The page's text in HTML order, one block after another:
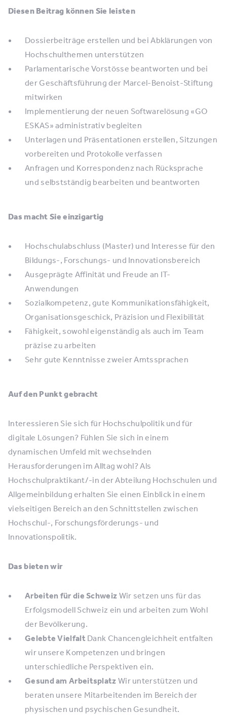
Diesen Beitrag können Sie leisten
Dossierbeiträge erstellen und bei Abklärungen von
Hochschulthemen unterstützen
Parlamentarische Vorstösse beantworten und bei
der Geschäftsführung der Marcel-Benoist-Stiftung
mitwirken
Implementierung der neuen Softwarelösung «GO
ESKAS» administrativ begleiten
Unterlagen und Präsentationen erstellen, Sitzungen
vorbereiten und Protokolle verfassen
Anfragen und Korrespondenz nach Rücksprache
und selbstständig bearbeiten und beantworten
Das macht Sie einzigartig
Hochschulabschluss (Master) und Interesse für den
Bildungs-, Forschungs- und Innovationsbereich
Ausgeprägte Affinität und Freude an IT-
Anwendungen
Sozialkompetenz, gute Kommunikationsfähigkeit,
Organisationsgeschick, Präzision und Flexibilität
Fähigkeit, sowohl eigenständig als auch im Team
präzise zu arbeiten
Sehr gute Kenntnisse zweier Amtssprachen
Auf den Punkt gebracht
Interessieren Sie sich für Hochschulpolitik und für
digitale Lösungen? Fühlen Sie sich in einem
dynamischen Umfeld mit wechselnden
Herausforderungen im Alltag wohl? Als
Hochschulpraktikant/-in der Abteilung Hochschulen und
Allgemeinbildung erhalten Sie einen Einblick in einem
vielseitigen Bereich an den Schnittstellen zwischen
Hochschul-, Forschungsförderungs- und
Innovationspolitik.
Das bieten wir
Arbeiten für die Schweiz Wir setzen uns für das
Erfolgsmodell Schweiz ein und arbeiten zum Wohl
der Bevölkerung.
Gelebte VielfaltDank Chancengleichheit entfalten
wir unsere Kompetenzen und bringen
unterschiedliche Perspektiven ein.
Gesund am Arbeitsplatz Wir unterstützen und
beraten unsere Mitarbeitenden im Bereich der
physischen und psychischen Gesundheit.